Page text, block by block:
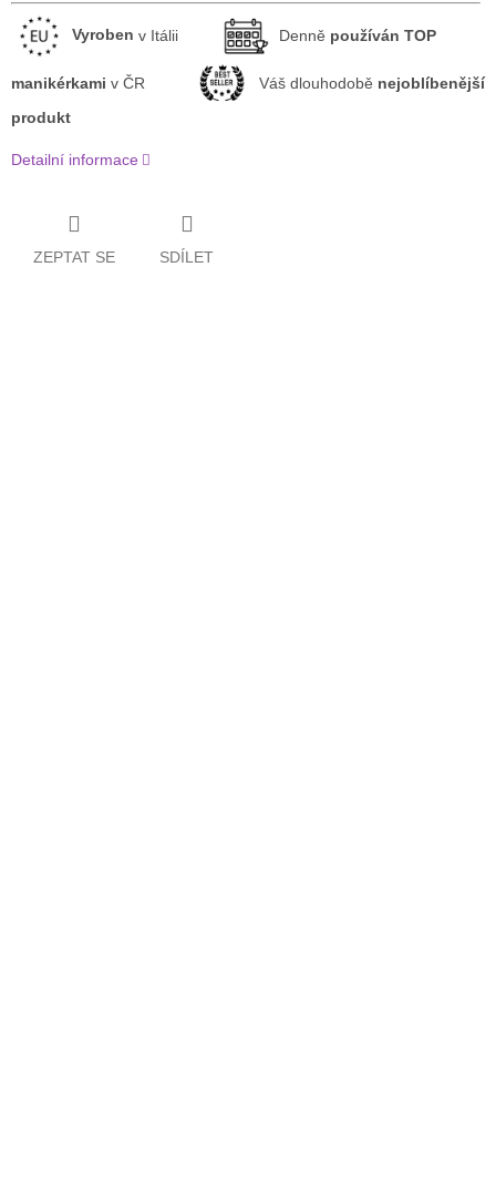
Vyroben v Itálii Denně používán TOP
manikérkami v ČR Váš dlouhodobě nejoblíbenější
produkt
Detailní informace
ZEPTAT SE SDÍLET